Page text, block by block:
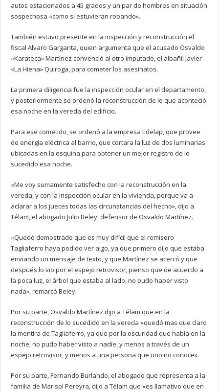
autos estacionados a 45 grados y un par de hombres en situación
sospechosa «como si estuvieran robando».
También estuvo presente en la inspección y reconstrucción el
fiscal Alvaro Garganta, quien argumenta que el acusado Osvaldo
«Karateca» Martínez convenció al otro imputado, el albañil Javier
«La Hiena» Quiroga, para cometer los asesinatos.
La primera diligencia fue la inspección ocular en el departamento,
y posteriormente se ordenó la reconstrucción de lo que aconteció
esa noche en la vereda del edificio.
Para ese cometido, se ordenó a la empresa Edelap, que provee
de energía eléctrica al barrio, que cortara la luz de dos luminarias
ubicadas en la esquina para obtener un mejor registro de lo
sucedido esa noche.
«Me voy sumamente satisfecho con la reconstrucción en la
vereda, y con la inspección ocular en la vivienda, porque va a
aclarar a los jueces todas las circunstancias del hecho», dijo a
Télam, el abogado Julio Beley, defensor de Osvaldo Martínez.
«Quedó demostrado que es muy difícil que el remisero
Tagliaferro haya podido ver algo, ya que primero dijo que estaba
enviando un mensaje de texto, y que Martínez se acercó y que
después lo vio por el espejo retrovisor, pienso que de acuerdo a
la poca luz, el árbol que estaba al lado, no pudo haber visto
nada», remarcó Beley.
Por su parte, Osvaldo Martínez dijo a Télam que en la
reconstrucción de lo sucedido en la vereda «quedó mas que claro
la mentira de Tagliaferro, ya que por la oscuridad que había en la
noche, no pudo haber visto a nadie, y menos a través de un
espejo retrovisor, y menos a una persona que uno no conoce».
Por su parte, Fernando Burlando, el abogado que representa a la
familia de Marisol Pereyra, dijo a Télam que «es llamativo que en